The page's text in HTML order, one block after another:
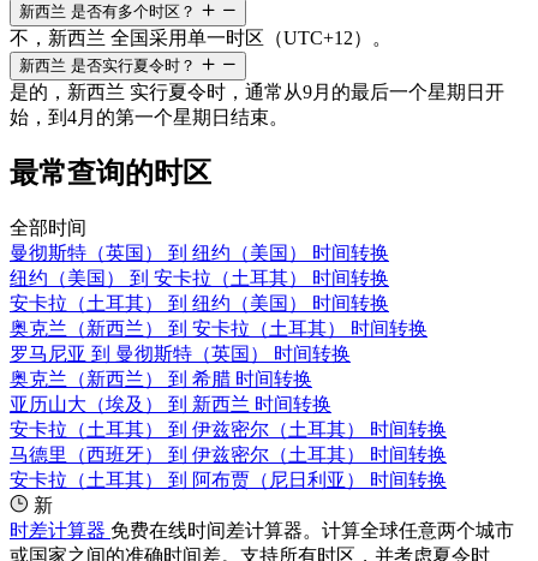
新西兰 是否有多个时区？
不，新西兰 全国采用单一时区（UTC+12）。
新西兰 是否实行夏令时？
是的，新西兰 实行夏令时，通常从9月的最后一个星期日开
始，到4月的第一个星期日结束。
最常查询的时区
全部时间
曼彻斯特（英国） 到 纽约（美国） 时间转换
纽约（美国） 到 安卡拉（土耳其） 时间转换
安卡拉（土耳其） 到 纽约（美国） 时间转换
奥克兰（新西兰） 到 安卡拉（土耳其） 时间转换
罗马尼亚 到 曼彻斯特（英国） 时间转换
奥克兰（新西兰） 到 希腊 时间转换
亚历山大（埃及） 到 新西兰 时间转换
安卡拉（土耳其） 到 伊兹密尔（土耳其） 时间转换
马德里（西班牙） 到 伊兹密尔（土耳其） 时间转换
安卡拉（土耳其） 到 阿布贾（尼日利亚） 时间转换
新
时差计算器 免费在线时间差计算器。计算全球任意两个城市
或国家之间的准确时间差。支持所有时区，并考虑夏令时